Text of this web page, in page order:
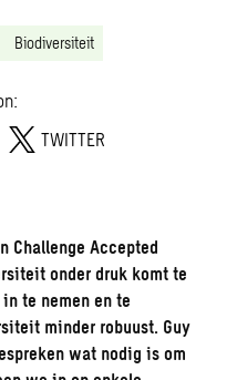
Biodiversiteit
TWITTER
Challenge Accepted
onder druk komt te
te nemen en te
minder robuust. Guy
wat nodig is om